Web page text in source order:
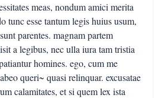
meas, nondum amici merita
tunc esse tantum legis huius usum,
parentes. magnam partem
a legibus, nec ulla iura tam tristia
homines. ego, cum me
queri~ quasi relinquar. excusatae
calamitates, et si quem lex ista